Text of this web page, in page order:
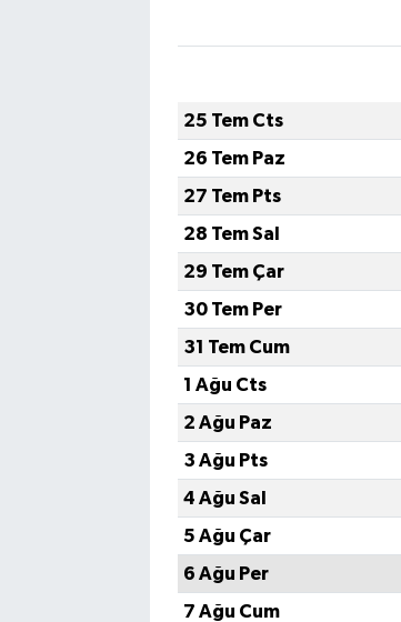
25 Tem Cts
26 Tem Paz
27 Tem Pts
28 Tem Sal
29 Tem Çar
30 Tem Per
31 Tem Cum
1 Ağu Cts
2 Ağu Paz
3 Ağu Pts
4 Ağu Sal
5 Ağu Çar
6 Ağu Per
7 Ağu Cum